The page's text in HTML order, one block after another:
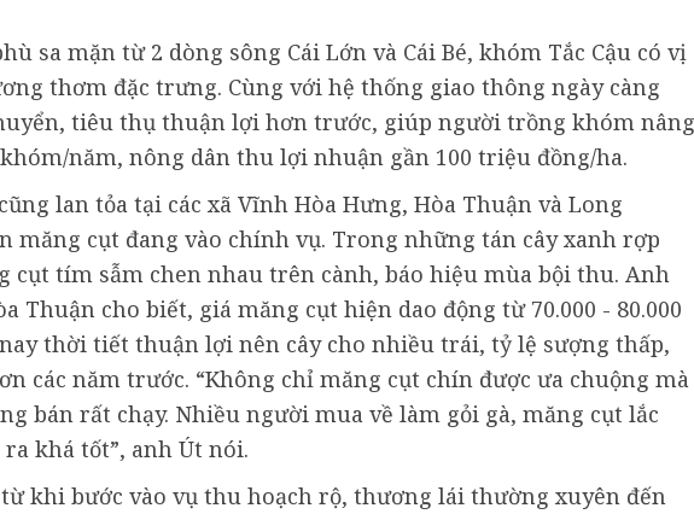
sa mặn từ 2 dòng sông Cái Lớn và Cái Bé, khóm Tắc Cậu có vị
thơm đặc trưng. Cùng với hệ thống giao thông ngày càng
tiêu thụ thuận lợi hơn trước, giúp người trồng khóm nâng
năm, nông dân thu lợi nhuận gần 100 triệu đồng/ha.
lan tỏa tại các xã Vĩnh Hòa Hưng, Hòa Thuận và Long
măng cụt đang vào chính vụ. Trong những tán cây xanh rợp
cụt tím sẫm chen nhau trên cành, báo hiệu mùa bội thu. Anh
Thuận cho biết, giá măng cụt hiện dao động từ 70.000 - 80.000
thời tiết thuận lợi nên cây cho nhiều trái, tỷ lệ sượng thấp,
các năm trước. “Không chỉ măng cụt chín được ưa chuộng mà
bán rất chạy. Nhiều người mua về làm gỏi gà, măng cụt lắc
khá tốt”, anh Út nói.
khi bước vào vụ thu hoạch rộ, thương lái thường xuyên đến